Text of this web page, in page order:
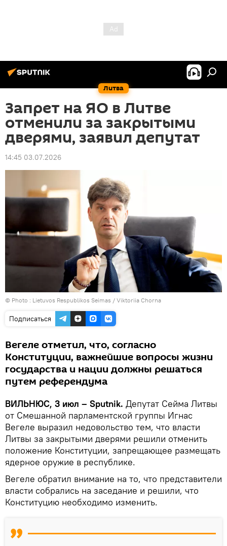
Литва
Запрет на ЯО в Литве
отменили за закрытыми
дверями, заявил депутат
14:45 03.07.2026
© Photo : Lietuvos Respublikos Seimas / Viktoriia Chorna
Подписаться
Вегеле отметил, что, согласно
Конституции, важнейшие вопросы жизни
государства и нации должны решаться
путем референдума
ВИЛЬНЮС, 3 июл – Sputnik. Депутат Сейма Литвы
от Смешанной парламентской группы Игнас
Вегеле выразил недовольство тем, что власти
Литвы за закрытыми дверями решили отменить
положение Конституции, запрещающее размещать
ядерное оружие в республике.
Вегеле обратил внимание на то, что представители
власти собрались на заседание и решили, что
Конституцию необходимо изменить.